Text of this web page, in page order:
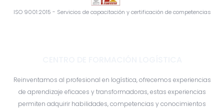
ISO 9001:2015 - Servicios de capacitación y certificación de competencias
Reinventamos al profesional en logística, ofrecemos experiencias
de aprendizaje eficaces y transformadoras, estas experiencias
permiten adquirir habilidades, competencias y conocimientos